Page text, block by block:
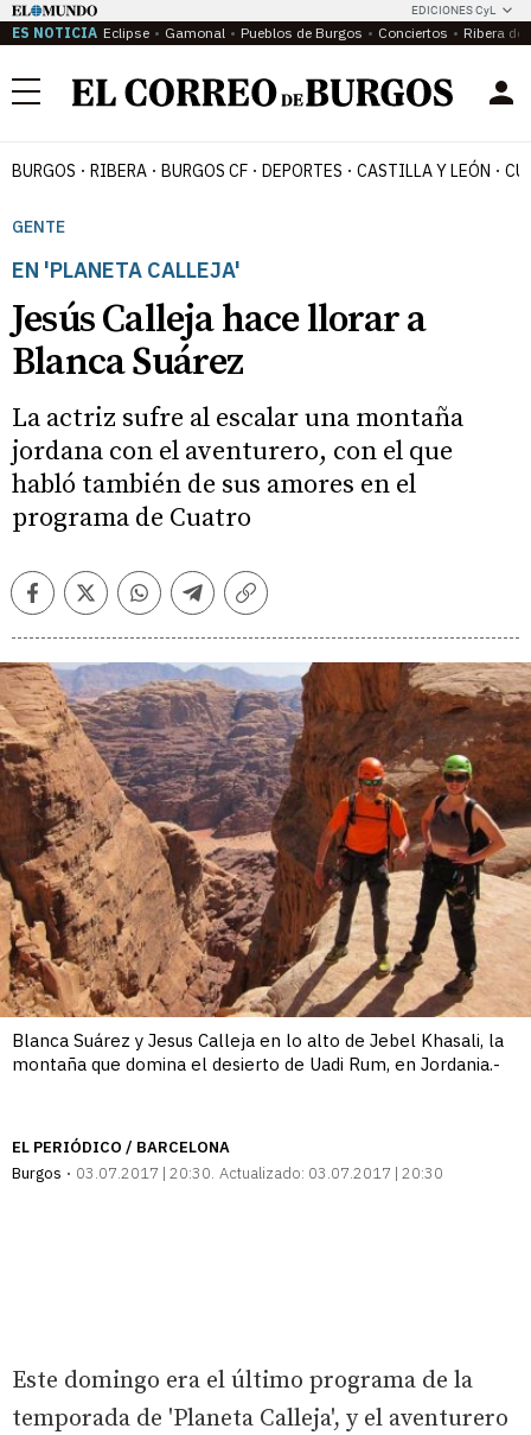
EDICIONES CyL
ES NOTICIA Eclipse Gamonal Pueblos de Burgos Conciertos Ribera del
Menú
BURGOS RIBERA BURGOS CF DEPORTES CASTILLA Y LEÓN
GENTE
EN 'PLANETA CALLEJA'
Jesús Calleja hace llorar a
Blanca Suárez
La actriz sufre al escalar una montaña
jordana con el aventurero, con el que
habló también de sus amores en el
programa de Cuatro
FacebookTwitterWhatsappTelegramCopiar
Blanca Suárez y Jesus Calleja en lo alto de Jebel Khasali, la
montaña que domina el desierto de Uadi Rum, en Jordania.-
EL PERIÓDICO / BARCELONA
Burgos
03.07.2017 | 20:30 Actualizado: 03.07.2017 | 20:30
Este domingo era el último programa de la
temporada de 'Planeta Calleja', y el aventurero